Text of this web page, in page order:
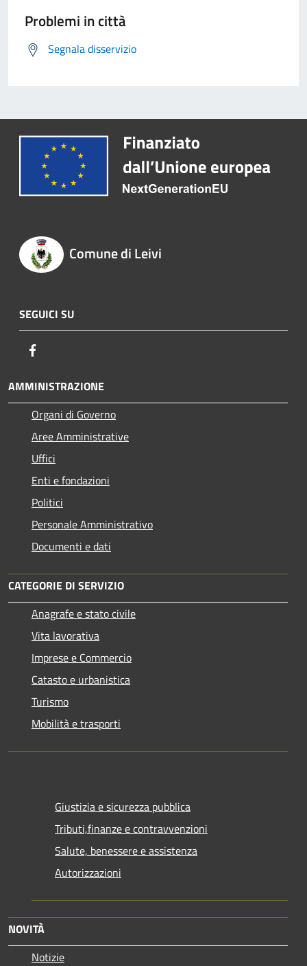
Problemi in città
Segnala disservizio
Comune di Leivi
SEGUICI SU
AMMINISTRAZIONE
Organi di Governo
Aree Amministrative
Uffici
Enti e fondazioni
Politici
Personale Amministrativo
Documenti e dati
CATEGORIE DI SERVIZIO
Anagrafe e stato civile
Vita lavorativa
Imprese e Commercio
Catasto e urbanistica
Turismo
Mobilità e trasporti
Giustizia e sicurezza pubblica
Tributi,finanze e contravvenzioni
Salute, benessere e assistenza
Autorizzazioni
NOVITÀ
Notizie